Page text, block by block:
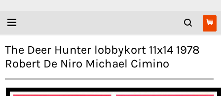
The Deer Hunter lobbykort 11x14 1978
Robert De Niro Michael Cimino